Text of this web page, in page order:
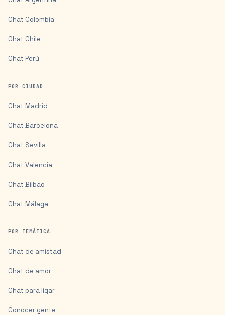
Chat Colombia
Chat Chile
Chat Perú
POR CIUDAD
Chat Madrid
Chat Barcelona
Chat Sevilla
Chat Valencia
Chat Bilbao
Chat Málaga
POR TEMÁTICA
Chat de amistad
Chat de amor
Chat para ligar
Conocer gente